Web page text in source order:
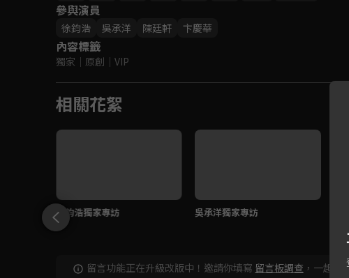
參與演員
徐鈞浩 吳承洋 陳廷軒 卞慶華
內容標籤
獨家 ｜ 原創 ｜ VIP
相關花絮
徐鈞浩獨家專訪 吳承洋獨家專訪
留言功能正在升級改版中！邀請你填寫 留言板調查 ，一起共